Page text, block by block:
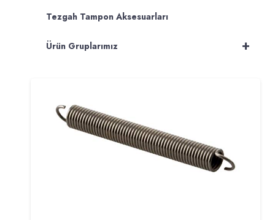
Tezgah Tampon Aksesuarları
+
Ürün Gruplarımız